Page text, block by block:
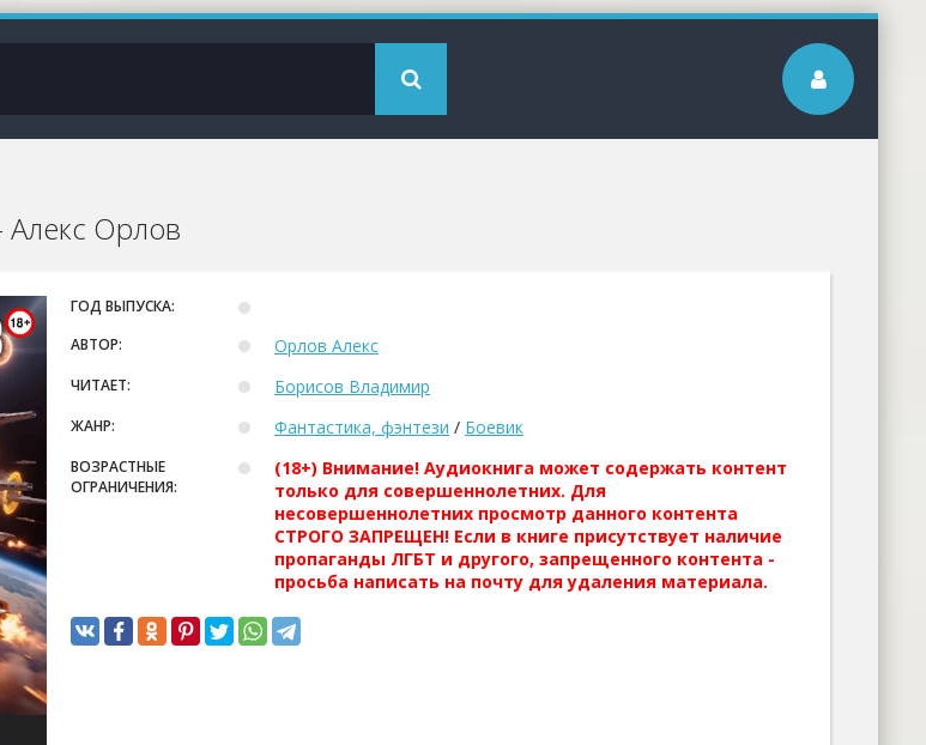
Алекс Орлов
ГОД ВЫПУСКА:
АВТОР:
Орлов Алекс
ЧИТАЕТ: Борисов Владимир
ЖАНР: Фантастика, фэнтези / Боевик
ВОЗРАСТНЫЕ
ОГРАНИЧЕНИЯ:
(18+) Внимание! Аудиокнига может содержать контент
только для совершеннолетних. Для
несовершеннолетних просмотр данного контента
СТРОГО ЗАПРЕЩЕН! Если в книге присутствует наличие
пропаганды ЛГБТ и другого, запрещенного контента -
просьба написать на почту для удаления материала.